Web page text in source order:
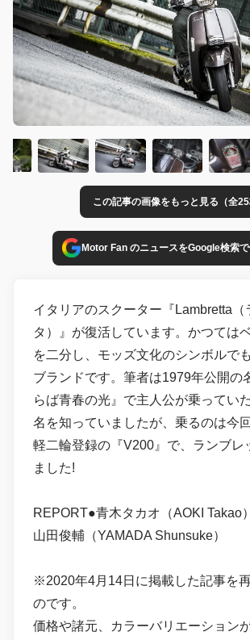
この記事の画像をもっと見る（全25
Motor Fan のニュースをGoogle検索
イタリアのスクーター『Lambretta（
タ）』が復活しています。かつては
を二分し、モッズ文化のシンボルで
ブランドです。筆者は1979年公開の
らば青春の光』で主人公が乗ってい
名を知っていましたが、乗るのは今
軽二輪登録の『V200』で、ランブレ
ました!
REPORT●青木タカオ（AOKI
山田俊輔（YAMADA Shunsuke）
※2020年4月14日に掲載した記事を
のです。
価格や諸元、カラーバリエーション